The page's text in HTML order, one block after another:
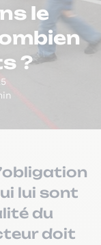
le
?
lui sont
du
doit